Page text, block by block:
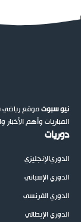
نيو سبوتموقع رياضي
المباريات وأهم الأخبار
دوريات
الدوريالإنجليزي
الدوري الإسباني
الدوري الفرنسي
الدوري الإيطالي